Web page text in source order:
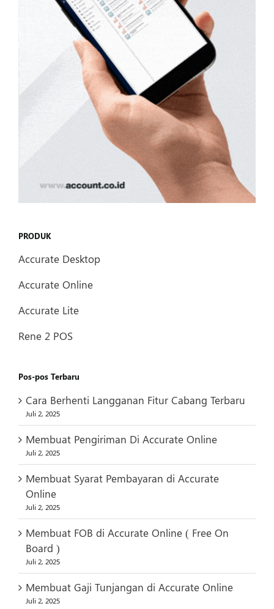
PRODUK
Accurate Desktop
Accurate Online
Accurate Lite
Rene 2 POS
Pos-pos Terbaru
Cara Berhenti Langganan Fitur Cabang Terbaru
Juli 2, 2025
Membuat Pengiriman Di Accurate Online
Juli 2, 2025
Membuat Syarat Pembayaran di Accurate
Online
Juli 2, 2025
Membuat FOB di Accurate Online ( Free On
Board )
Juli 2, 2025
Membuat Gaji Tunjangan di Accurate Online
Juli 2, 2025